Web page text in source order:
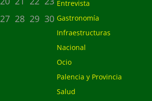
27 28 29 30
Entrevista
Gastronomía
Infraestructuras
Nacional
Ocio
Palencia y Provincia
Salud